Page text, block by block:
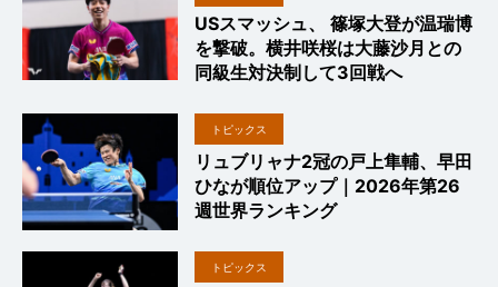
USスマッシュ、 篠塚大登が温瑞博
を撃破。横井咲桜は大藤沙月との
同級生対決制して3回戦へ
トピックス
リュブリャナ2冠の戸上隼輔、早田
ひなが順位アップ｜2026年第26
週世界ランキング
トピックス